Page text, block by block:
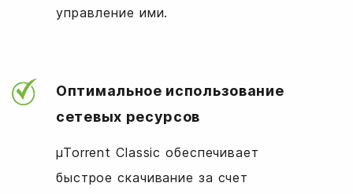
управление ими.
Оптимальное использование
сетевых ресурсов
µTorrent Classic обеспечивает
быстрое скачивание за счет